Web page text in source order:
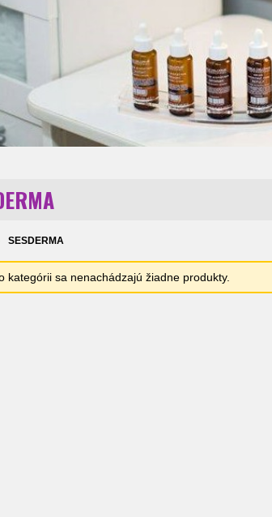
SESDERMA
kategórii sa nenachádzajú žiadne produkty.